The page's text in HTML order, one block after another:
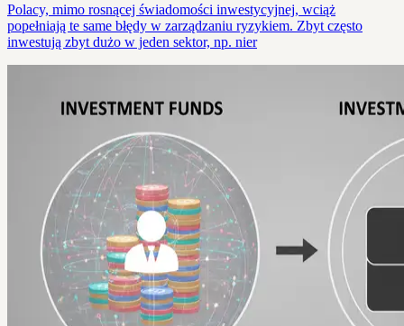
Polacy, mimo rosnącej świadomości inwestycyjnej, wciąż
popełniają te same błędy w zarządzaniu ryzykiem. Zbyt często
inwestują zbyt dużo w jeden sektor, np. nier